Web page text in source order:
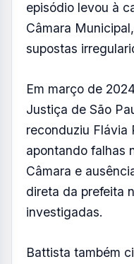
episódio levou à
Câmara
supostas
Em março de
Justiça de São
reconduziu Flávia
apontando falhas
Câmara e
direta da prefeita
investigadas.
Battista também